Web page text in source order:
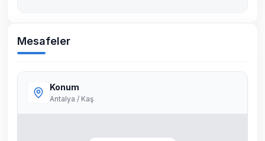
Mesafeler
Konum
Antalya / Kaş